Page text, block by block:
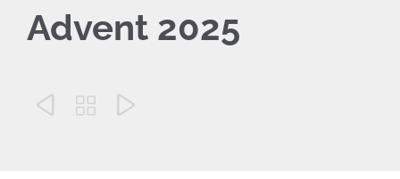
Advent 2025
  